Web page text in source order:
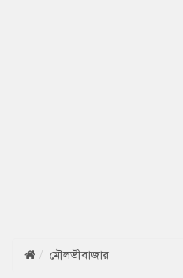
মৌলভীবাজার